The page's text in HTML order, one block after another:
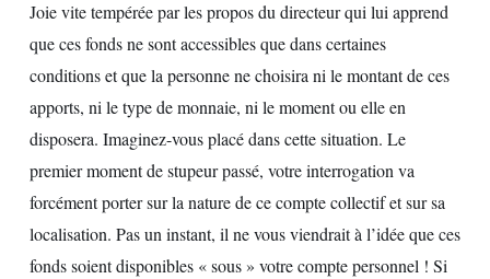
Joie vite tempérée par les propos du directeur qui lui apprend
que ces fonds ne sont accessibles que dans certaines
conditions et que la personne ne choisira ni le montant de ces
apports, ni le type de monnaie, ni le moment ou elle en
disposera. Imaginez-vous placé dans cette situation. Le
premier moment de stupeur passé, votre interrogation va
forcément porter sur la nature de ce compte collectif et sur sa
localisation. Pas un instant, il ne vous viendrait à l’idée que ces
fonds soient disponibles « sous » votre compte personnel ! Si